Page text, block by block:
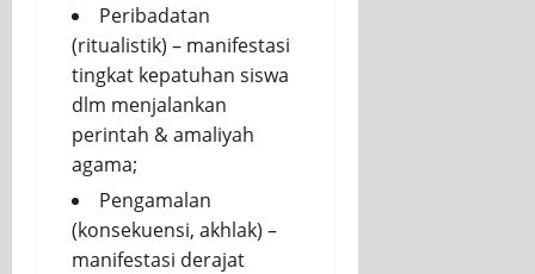
Peribadatan
(ritualistik) – manifestasi
tingkat kepatuhan siswa
dlm menjalankan
perintah & amaliyah
agama;
Pengamalan
(konsekuensi, akhlak) –
manifestasi derajat